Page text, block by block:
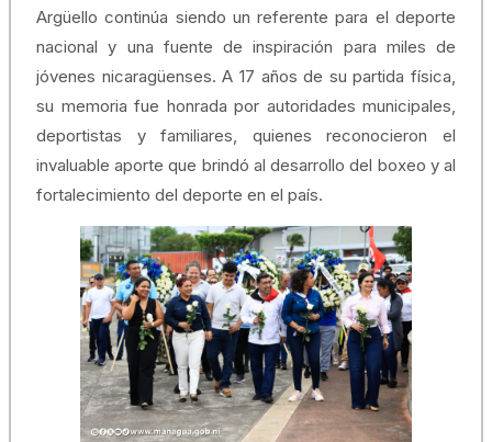
Argüello continúa siendo un referente para el deporte
nacional y una fuente de inspiración para miles de
jóvenes nicaragüenses. A 17 años de su partida física,
su memoria fue honrada por autoridades municipales,
deportistas y familiares, quienes reconocieron el
invaluable aporte que brindó al desarrollo del boxeo y al
fortalecimiento del deporte en el país.